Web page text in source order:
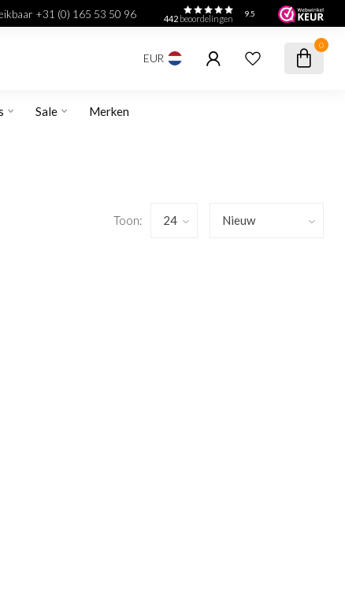
+31 (0) 165 53 50 96 442beoordelingen
9.5
EUR
0
Sale Merken
Toon: